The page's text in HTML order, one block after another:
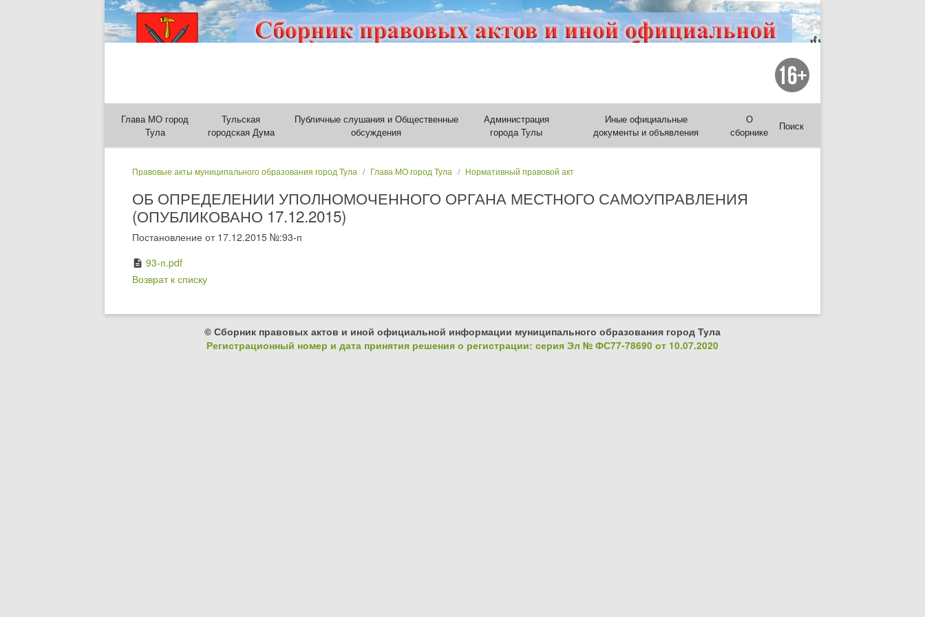
Глава МО город
Тула
Тульская
городская Дума
Публичные слушания и Общественные
обсуждения
Администрация
города Тулы
Иные официальные
документы и объявления
О
сборнике
Поиск
Правовые акты муниципального образования город Тула Глава МО город Тула Нормативный правовой акт
ОБ ОПРЕДЕЛЕНИИ УПОЛНОМОЧЕННОГО ОРГАНА МЕСТНОГО САМОУПРАВЛЕНИЯ
(ОПУБЛИКОВАНО 17.12.2015)
Постановление от 17.12.2015 №:93-п
description 93-п.pdf
Возврат к списку
© Сборник правовых актов и иной официальной информации муниципального образования город Тула
Регистрационный номер и дата принятия решения о регистрации: серия Эл № ФС77-78690 от 10.07.2020